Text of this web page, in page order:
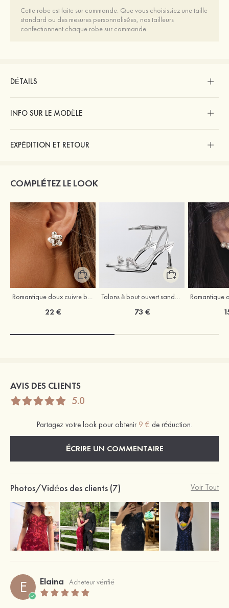
Cette robe est faite sur commande. Que vous choisissiez une taille
standard ou des mesures personnalisées, nos tailleurs
confectionnent chaque robe sur commande.
DÉTAILS
INFO SUR LE MODÈLE
EXPÉDITION ET RETOUR
COMPLÉTEZ LE LOOK
Romantique doux cuivre boucles d'oreilles avec zircone cubique perles d'imitation
22 €
Talons à bout ouvert sandales cuir microfibre extérieur chaussures de mode
73 €
AVIS DES CLIENTS
5.0
Partagez votre look pour obtenir 9 € de réduction.
ÉCRIRE UN COMMENTAIRE
Photos/Vidéos des clients (7) Voir Tout
E Elaina Acheteur vérifié